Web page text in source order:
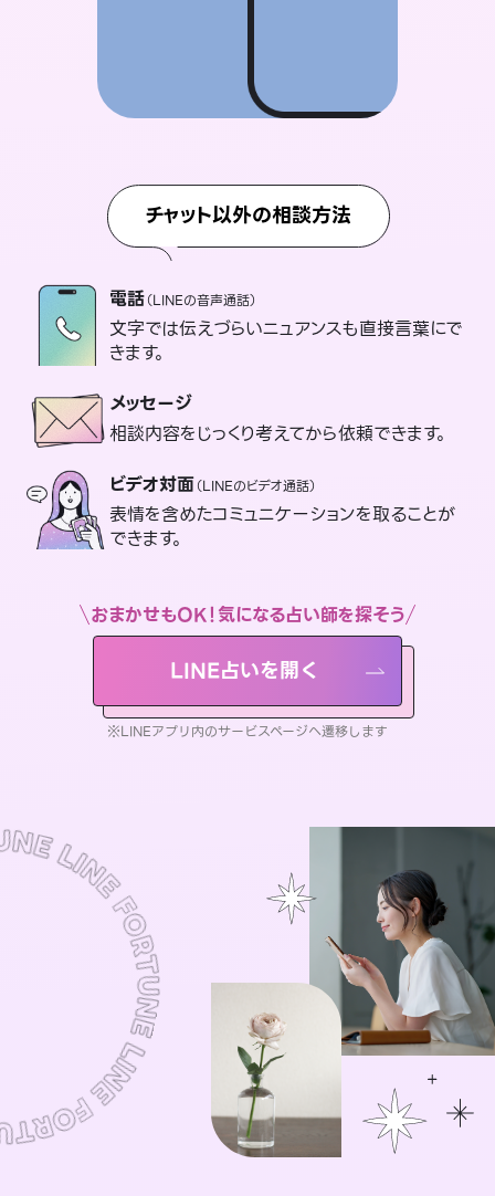
チャット以外の相談方法
電話（LINEの音声通話）
文字では伝えづらいニュアンスも直接言葉にで
きます。
メッセージ
相談内容をじっくり考えてから依頼できます。
ビデオ対面（LINEのビデオ通話）
表情を含めたコミュニケーションを取ることが
できます。
おまかせもOK！気になる占い師を探そう
LINE占いを開く
※LINEアプリ内のサービスページへ遷移します